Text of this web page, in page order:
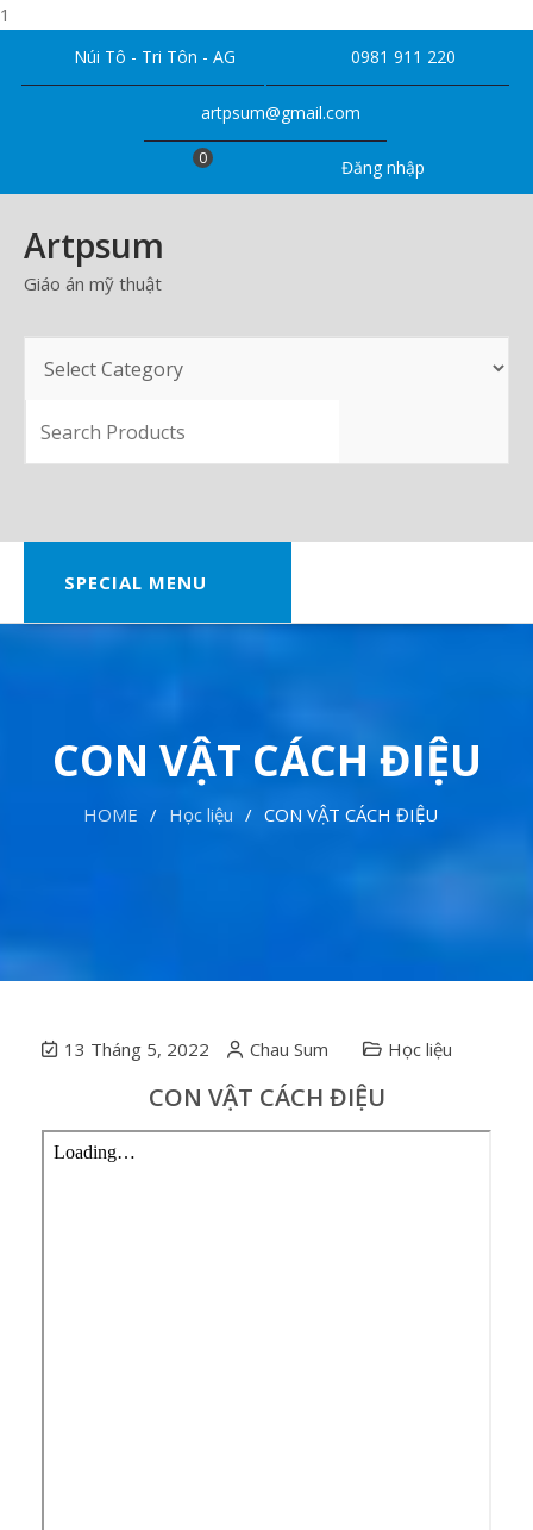
1
Núi Tô - Tri Tôn - AG 0981 911 220
artpsum@gmail.com
Đăng nhập
0
Artpsum
Giáo án mỹ thuật
SEARCH
SPECIAL MENU
CON VẬT CÁCH ĐIỆU
HOME Học liệu CON VẬT CÁCH ĐIỆU
13 Tháng 5, 2022 Chau Sum Học liệu
CON VẬT CÁCH ĐIỆU